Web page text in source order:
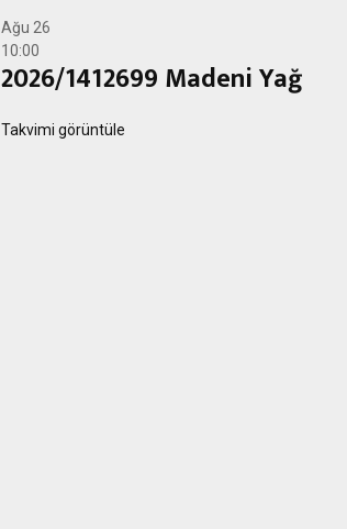
Ağu 26
10:00
2026/1412699 Madeni Yağ
Takvimi görüntüle